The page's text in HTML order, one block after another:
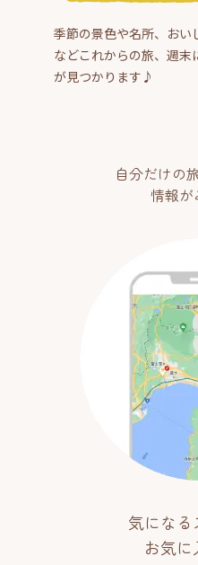
季節の景色や名所、おい
などこれからの旅、週末
が見つかります♪
自分だけの
情報が
気になる
お気